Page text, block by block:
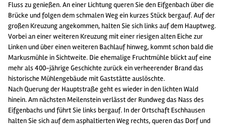
Fluss zu genießen. An einer Lichtung queren Sie den Eifgenbach über die
Brücke und folgen dem schmalen Weg ein kurzes Stück bergauf. Auf der
großen Kreuzung angekommen, halten Sie sich links auf dem Hauptweg.
Vorbei an einer weiteren Kreuzung mit einer riesigen alten Eiche zur
Linken und über einen weiteren Bachlauf hinweg, kommt schon bald die
Markusmühle in Sichtweite. Die ehemalige Fruchtmühle blickt auf eine
mehr als 400-jährige Geschichte zurück ein verheerender Brand das
historische Mühlengebäude mit Gaststätte auslöschte.
Nach Querung der Hauptstraße geht es wieder in den lichten Wald
hinein. Am nächsten Meilenstein verlässt der Rundweg das Nass des
Eifgenbachs und führt Sie links bergauf. In der Ortschaft Eschhausen
halten Sie sich auf dem asphaltierten Weg rechts, queren das Dorf und